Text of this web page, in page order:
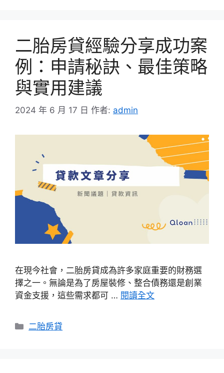
二胎房貸經驗分享成功案
例：申請秘訣、最佳策略
與實用建議
2024 年 6 月 17 日 作者: admin
在現今社會，二胎房貸成為許多家庭重要的財務選
擇之一。無論是為了房屋裝修、整合債務還是創業
資金支援，這些需求都可 … 閱讀全文
分
二胎房貸